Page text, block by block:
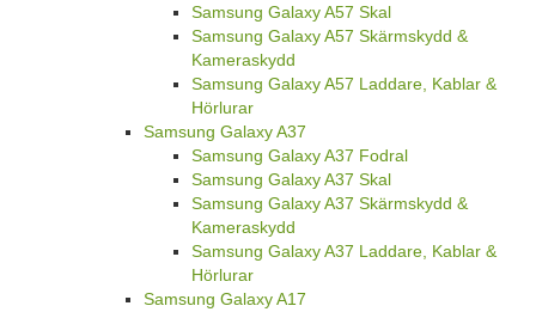
Samsung Galaxy A57 Skal
Samsung Galaxy A57 Skärmskydd &
Kameraskydd
Samsung Galaxy A57 Laddare, Kablar &
Hörlurar
Samsung Galaxy A37
Samsung Galaxy A37 Fodral
Samsung Galaxy A37 Skal
Samsung Galaxy A37 Skärmskydd &
Kameraskydd
Samsung Galaxy A37 Laddare, Kablar &
Hörlurar
Samsung Galaxy A17